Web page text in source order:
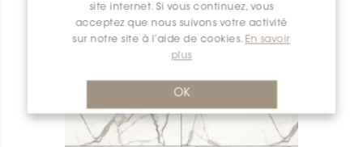
site internet. Si vous continuez, vous
acceptez que nous suivons votre activité
sur notre site à l’aide de cookies. En savoir
plus
OK